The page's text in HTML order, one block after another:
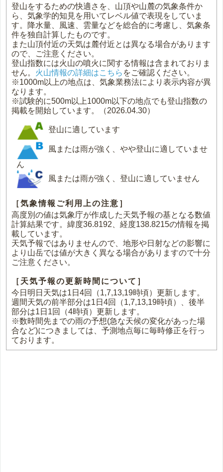
登山をするための快適さを、山頂や山麓の気象条件か
ら、気象学的知見を用いてレベル値で表現をしていま
す。降水量、風速、雲量などを総合的に考慮し、気象条
件を独自計算したものです。
また山頂付近の天気は麓付近とは異なる場合があります
ので、ご注意ください。
登山指数には火山の噴火に関する情報は含まれておりま
せん。 火山情報の詳細はこちら をご確認ください。
※1000m以上の地点は、気象業務法により表示内容が異
なります。
※試験的に500m以上1000m以下の地点でも登山指数の
掲載を開始しています。（2026.04.30）
登山に適しています
風または雨が強く、やや登山に適していませ
ん
風または雨が強く、登山に適していません
［気象情報ご利用上の注意］
高度別の値は気象庁が作成した天気予報の基となる数値
計算結果です。緯度36.8192、経度138.8215の情報を掲
載しています。
天気予報ではありませんので、地形や日射などの影響に
より山岳では値が大きく異なる場合がありますので十分
ご注意ください。
［天気予報の更新時間について］
今日明日天気は1日4回（1,7,13,19時頃）更新します。
週間天気の前半部分は1日4回（1,7,13,19時頃）、後半
部分は1日1回（4時頃）更新します。
※数時間先までの雨の予想(急な天候の変化があった場
合など)につきましては、予測地点毎に毎時修正を行っ
ております。